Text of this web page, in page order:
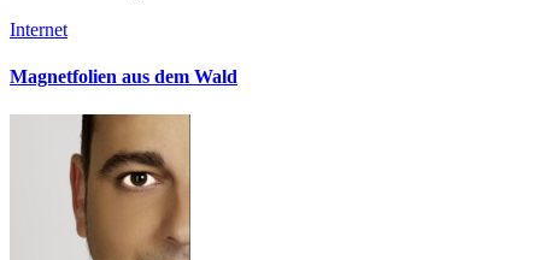
Internet
Magnetfolien aus dem Wald